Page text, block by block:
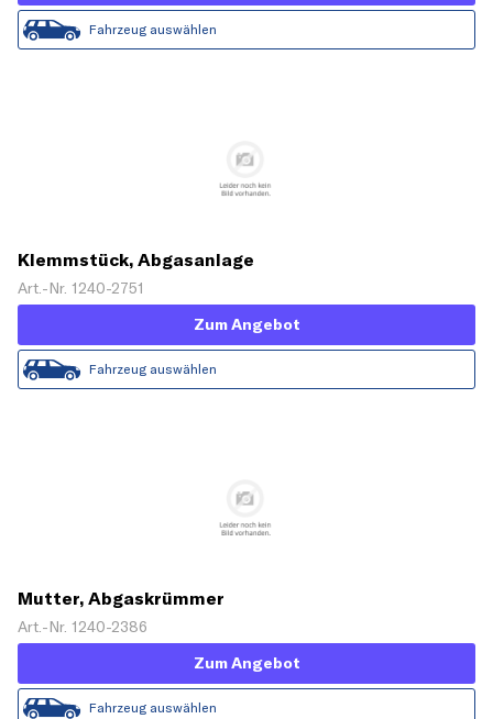
Fahrzeug auswählen
Klemmstück, Abgasanlage
Art.-Nr. 1240-2751
Zum Angebot
Fahrzeug auswählen
Mutter, Abgaskrümmer
Art.-Nr. 1240-2386
Zum Angebot
Fahrzeug auswählen